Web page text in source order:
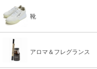
靴
アロマ＆フレグランス